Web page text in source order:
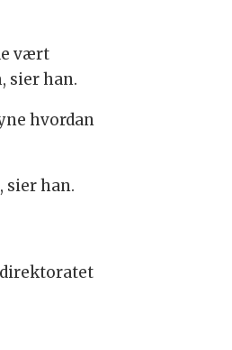
vært
sier han.
hvordan
sier han.